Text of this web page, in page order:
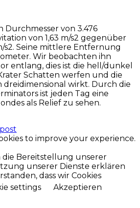
Durchmesser von 3.476
von 1,63 m/s2 gegenüber
s2. Seine mittlere Entfernung
Wir beobachten ihn
entlang, dies ist die hell/dunkel
Schatten werfen und die
wirkt. Durch die
ist jeden Tag eine
als Relief zu sehen.
to improve your experience.
die Bereitstellung unserer
unserer Dienste erklären
dass wir Cookies
settings Akzeptieren